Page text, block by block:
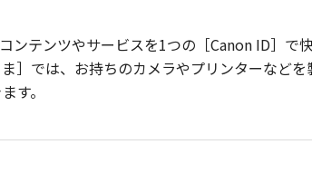
ンテンツやサービスを1つの［Canon ID］で
］では、お持ちのカメラやプリンターなど
す。